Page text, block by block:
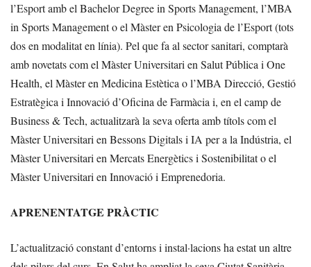
l’Esport amb el Bachelor Degree in Sports Management, l’MBA
in Sports Management o el Màster en Psicologia de l’Esport (tots
dos en modalitat en línia). Pel que fa al sector sanitari, comptarà
amb novetats com el Màster Universitari en Salut Pública i One
Health, el Màster en Medicina Estètica o l’MBA Direcció, Gestió
Estratègica i Innovació d’Oficina de Farmàcia i, en el camp de
Business & Tech, actualitzarà la seva oferta amb títols com el
Màster Universitari en Bessons Digitals i IA per a la Indústria, el
Màster Universitari en Mercats Energètics i Sostenibilitat o el
Màster Universitari en Innovació i Emprenedoria.
APRENENTATGE PRÀCTIC
L’actualització constant d’entorns i instal·lacions ha estat un altre